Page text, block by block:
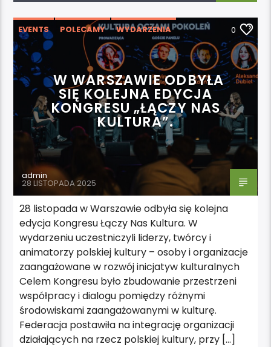
EVENTS POLECAMY
WYDARZENIA
WYRÓŻNIONE
0
W WARSZAWIE ODBYŁA
SIĘ KOLEJNA EDYCJA
KONGRESU „ŁĄCZY NAS
KULTURA”.
admin
28 LISTOPADA 2025
28 listopada w Warszawie odbyła się kolejna
edycja Kongresu Łączy Nas Kultura. W
wydarzeniu uczestniczyli liderzy, twórcy i
animatorzy polskiej kultury – osoby i organizacje
zaangażowane w rozwój inicjatyw kulturalnych
Celem Kongresu było zbudowanie przestrzeni
współpracy i dialogu pomiędzy różnymi
środowiskami zaangażowanymi w kulturę.
Federacja postawiła na integrację organizacji
działających na rzecz polskiej kultury, przy […]